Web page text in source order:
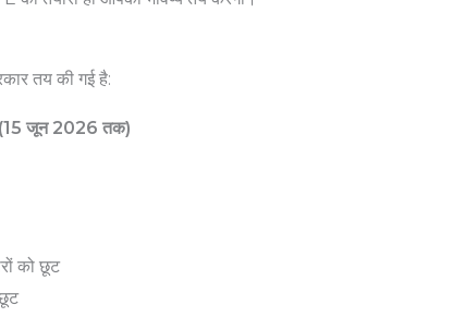
तय की गई है:
(15 जून 2026 तक)
को छूट